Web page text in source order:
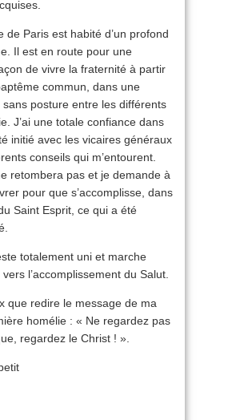
de Paris est habité d’un profond
Il est en route pour une
de vivre la fraternité à partir
commun, dans une
sans posture entre les différents
J’ai une totale confiance dans
initié avec les vicaires généraux
conseils qui m’entourent.
retombera pas et je demande à
pour que s’accomplisse, dans
Saint Esprit, ce qui a été
totalement uni et marche
l’accomplissement du Salut.
que redire le message de ma
homélie : « Ne regardez pas
regardez le Christ ! ».